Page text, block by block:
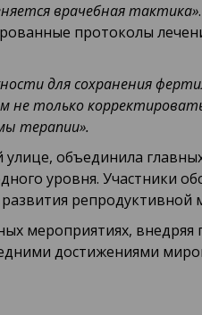
врачебная тактика»
протоколы
для сохранения
не только
терапии».
объединила
уровня. Участники
репродуктивной
мероприятиях,
достижениями